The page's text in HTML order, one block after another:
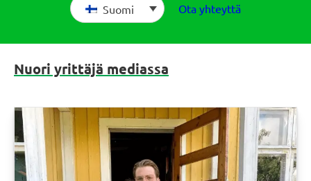
Ota yhteyttä
Suomi
Nuori yrittäjä mediassa